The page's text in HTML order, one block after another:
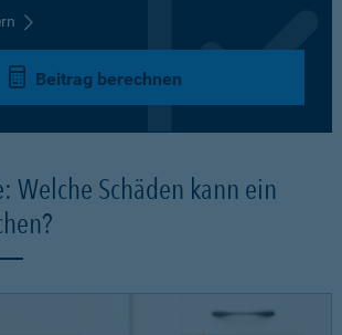
Beitrag berechnen
Welche Schäden kann ein